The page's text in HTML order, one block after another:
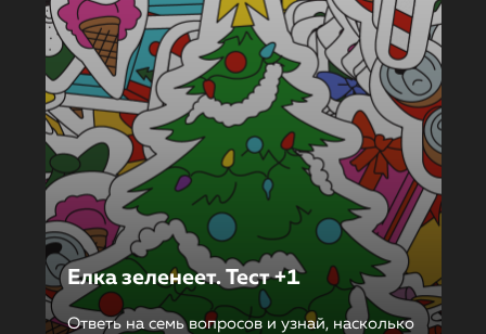
Елка зеленеет. Тест +1
Ответь на семь вопросов и узнай, насколько